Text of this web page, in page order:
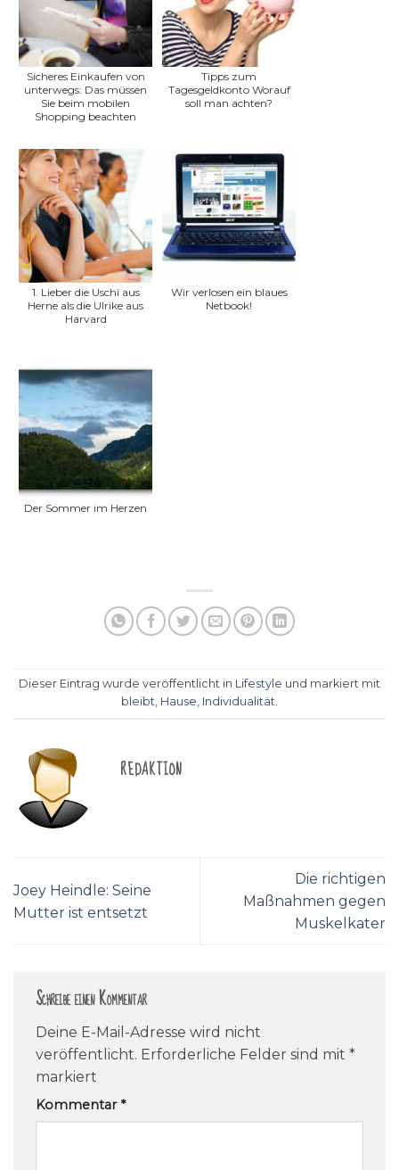
Sicheres Einkaufen von
unterwegs: Das müssen
Sie beim mobilen
Shopping beachten
Tipps zum
Tagesgeldkonto Worauf
soll man achten?
1. Lieber die Uschi aus
Herne als die Ulrike aus
Harvard
Wir verlosen ein blaues
Netbook!
Der Sommer im Herzen
Dieser Eintrag wurde veröffentlicht in Lifestyle und markiert mit
bleibt, Hause, Individualität.
REDAKTION
Joey Heindle: Seine
Mutter ist entsetzt
Die richtigen
Maßnahmen gegen
Muskelkater
Schreibe einen Kommentar
Deine E-Mail-Adresse wird nicht
veröffentlicht. Erforderliche Felder sind mit *
markiert
Kommentar*